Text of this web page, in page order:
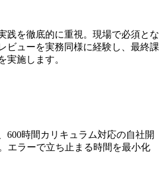
践を徹底的に重視。現場で必須とな
ビューを実務同様に経験し、最終課
実施します。
600時間カリキュラム対応の自社開
エラーで立ち止まる時間を最小化